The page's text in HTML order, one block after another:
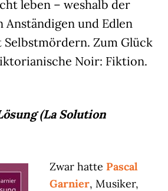
leben – weshalb der
Anständigen und Edlen
Zum Glück
Noir: Fiktion.
(La Solution
Zwar hatte Pascal
Garnier, Musiker,